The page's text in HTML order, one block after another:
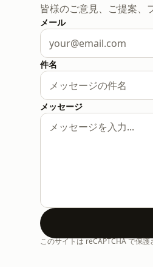
皆様のご意見、ご提案、
メール
件名
メッセージ
このサイトは reCAPTCHA で保